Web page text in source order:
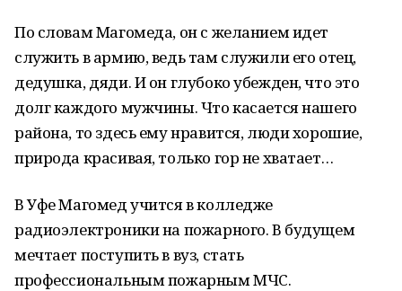
По словам Магомеда, он с желанием идет
служить в армию, ведь там служили его отец,
дедушка, дяди. И он глубоко убежден, что это
долг каждого мужчины. Что касается нашего
района, то здесь ему нравится, люди хорошие,
природа красивая, только гор не хватает…
В Уфе Магомед учится в колледже
радиоэлектроники на пожарного. В будущем
мечтает поступить в вуз, стать
профессиональным пожарным МЧС.